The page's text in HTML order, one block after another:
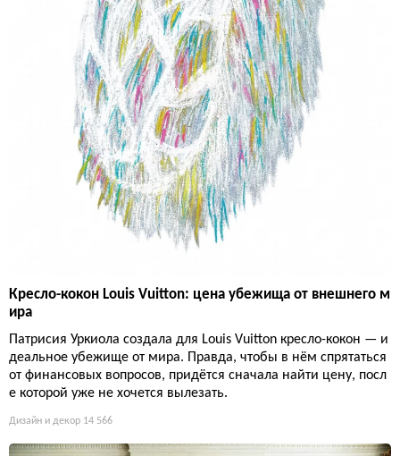
Кресло-кокон Louis Vuitton: цена убежища от внешнего м
ира
Патрисия Уркиола создала для Louis Vuitton кресло-кокон — и
деальное убежище от мира. Правда, чтобы в нём спрятаться
от финансовых вопросов, придётся сначала найти цену, посл
е которой уже не хочется вылезать.
Дизайн и декор 14 566